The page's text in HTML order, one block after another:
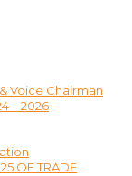
Voice Chairman
– 2026
OF TRADE